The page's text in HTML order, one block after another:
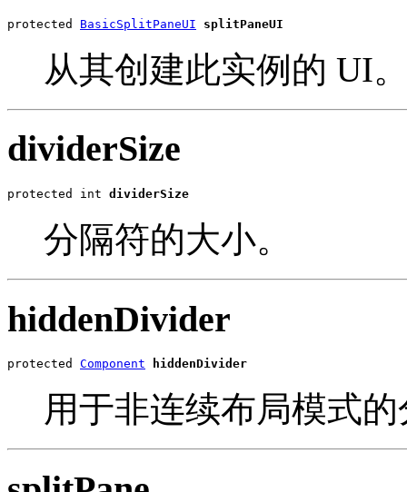
protected BasicSplitPaneUI splitPaneUI
从其创建此实例的 UI
dividerSize
protected int dividerSize
分隔符的大小。
hiddenDivider
protected Component hiddenDivider
用于非连续布局模式